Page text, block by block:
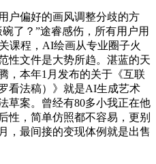
偏好的画风调整分歧的方
了？”途睿感伤，所有用户用
课程，AI绘画从专业圈子火
性文件是大势所趋。湛蓝的天
，本年1月发布的关于《互联
看法稿）》就是AI生成艺术
草案。曾经有80多小我正在他
性，简单仿照都不容易，更别
，最间接的变现体例就是出售